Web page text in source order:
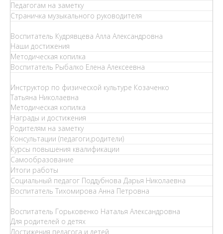
Педагогам на заметку
Страничка музыкального руководителя
Воспитатель Кудрявцева Алла Александровна
Наши достижения
Методическая копилка
Воспитатель Рыбалко Елена Алексеевна
Инструктор по физической культуре Козаченко
Татьяна Николаевна
Методическая копилка
Награды и достижения
Родителям на заметку
Консультации (педагоги,родители)
Курсы повышения квалификации
Самообразование
Итоги работы
Социальный педагог Поддубнова Дарья Николаевна
Воспитатель Тихомирова Анна Петровна
Воспитатель Горьковенко Наталья Александровна
Для родителей о детях
Достижения педагога и детей